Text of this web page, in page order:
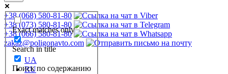
Exact matches only
Search in title
Поиск по содержанию
+38 (068) 580-81-80
+38 (073) 580-81-80
+38 (066) 580-81-80
zakaz@poligonavto.com
UA
RU